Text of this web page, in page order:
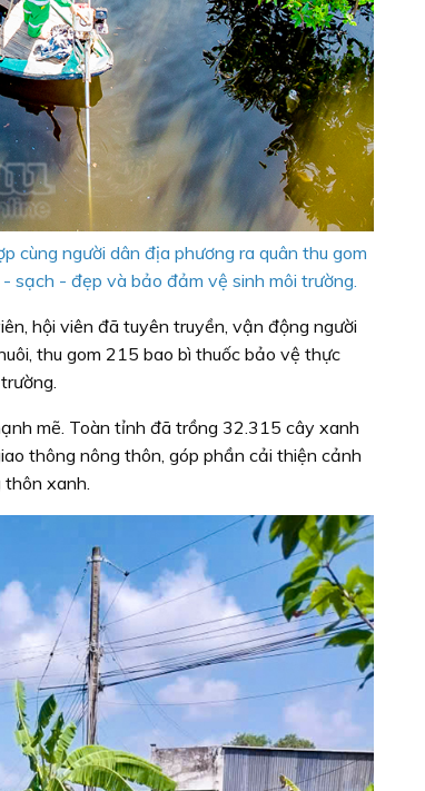
cùng người dân địa phương ra quân thu gom
sạch - đẹp và bảo đảm vệ sinh môi trường.
hội viên đã tuyên truyền, vận động người
thu gom 215 bao bì thuốc bảo vệ thực
mẽ. Toàn tỉnh đã trồng 32.315 cây xanh
thông nông thôn, góp phần cải thiện cảnh
xanh.